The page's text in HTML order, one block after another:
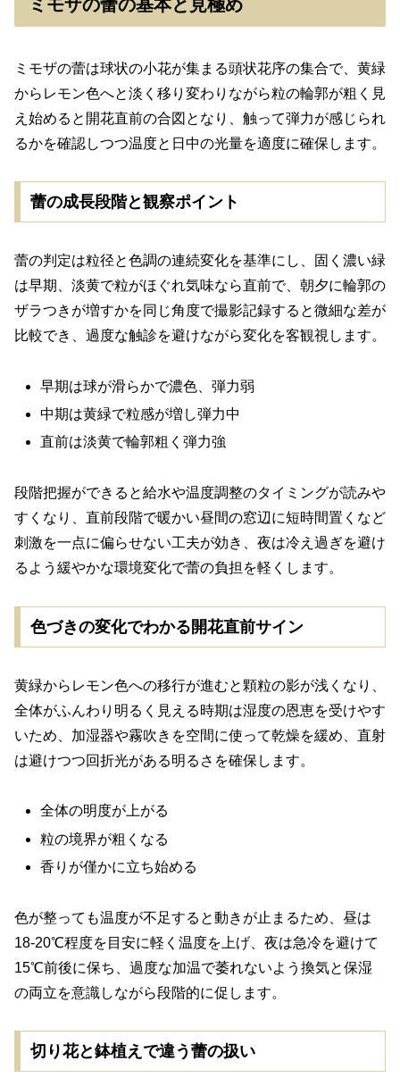
ミモザの蕾の基本と見極め
ミモザの蕾は球状の小花が集まる頭状花序の集合で、黄緑
からレモン色へと淡く移り変わりながら粒の輪郭が粗く見
え始めると開花直前の合図となり、触って弾力が感じられ
るかを確認しつつ温度と日中の光量を適度に確保します。
蕾の成長段階と観察ポイント
蕾の判定は粒径と色調の連続変化を基準にし、固く濃い緑
は早期、淡黄で粒がほぐれ気味なら直前で、朝夕に輪郭の
ザラつきが増すかを同じ角度で撮影記録すると微細な差が
比較でき、過度な触診を避けながら変化を客観視します。
早期は球が滑らかで濃色、弾力弱
中期は黄緑で粒感が増し弾力中
直前は淡黄で輪郭粗く弾力強
段階把握ができると給水や温度調整のタイミングが読みや
すくなり、直前段階で暖かい昼間の窓辺に短時間置くなど
刺激を一点に偏らせない工夫が効き、夜は冷え過ぎを避け
るよう緩やかな環境変化で蕾の負担を軽くします。
色づきの変化でわかる開花直前サイン
黄緑からレモン色への移行が進むと顆粒の影が浅くなり、
全体がふんわり明るく見える時期は湿度の恩恵を受けやす
いため、加湿器や霧吹きを空間に使って乾燥を緩め、直射
は避けつつ回折光がある明るさを確保します。
全体の明度が上がる
粒の境界が粗くなる
香りが僅かに立ち始める
色が整っても温度が不足すると動きが止まるため、昼は
18-20℃程度を目安に軽く温度を上げ、夜は急冷を避けて
15℃前後に保ち、過度な加温で萎れないよう換気と保湿
の両立を意識しながら段階的に促します。
切り花と鉢植えで違う蕾の扱い